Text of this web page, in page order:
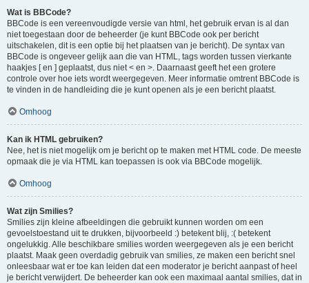
Wat is BBCode?
BBCode is een vereenvoudigde versie van html, het gebruik ervan is al dan
niet toegestaan door de beheerder (je kunt BBCode ook per bericht
uitschakelen, dit is een optie bij het plaatsen van je bericht). De syntax van
BBCode is ongeveer gelijk aan die van HTML, tags worden tussen vierkante
haakjes [ en ] geplaatst, dus niet < en >. Daarnaast geeft het een grotere
controle over hoe iets wordt weergegeven. Meer informatie omtrent BBCode is
te vinden in de handleiding die je kunt openen als je een bericht plaatst.
Omhoog
Kan ik HTML gebruiken?
Nee, het is niet mogelijk om je bericht op te maken met HTML code. De meeste
opmaak die je via HTML kan toepassen is ook via BBCode mogelijk.
Omhoog
Wat zijn Smilies?
Smilies zijn kleine afbeeldingen die gebruikt kunnen worden om een
gevoelstoestand uit te drukken, bijvoorbeeld :) betekent blij, :( betekent
ongelukkig. Alle beschikbare smilies worden weergegeven als je een bericht
plaatst. Maak geen overdadig gebruik van smilies, ze maken een bericht snel
onleesbaar wat er toe kan leiden dat een moderator je bericht aanpast of heel
je bericht verwijdert. De beheerder kan ook een maximaal aantal smilies, dat in